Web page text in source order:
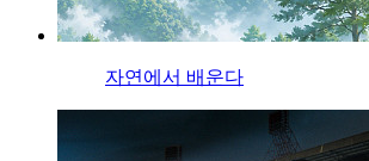
자연에서 배운다